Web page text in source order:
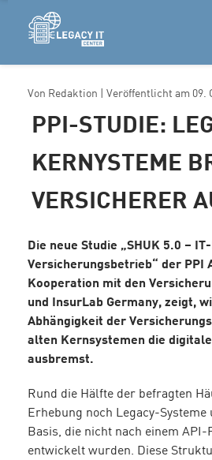
Von Redaktion | Veröffentlicht am 09.
PPI-STUDIE:
KERNYSTEME
VERSICHERER
Die neue Studie „SHUK 5.0 –
Versicherungsbetrieb“ der PPI
Kooperation mit den
und InsurLab Germany, zeigt,
Abhängigkeit der
alten Kernsystemen die
ausbremst.
Rund die Hälfte der befragten
Erhebung noch Legacy-Systeme
Basis, die nicht nach einem
entwickelt wurden. Diese